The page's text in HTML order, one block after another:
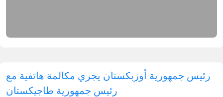
رئيس جمهورية أوزبكستان يجري مكالمة هاتفية مع
رئيس جمهورية طاجيكستان